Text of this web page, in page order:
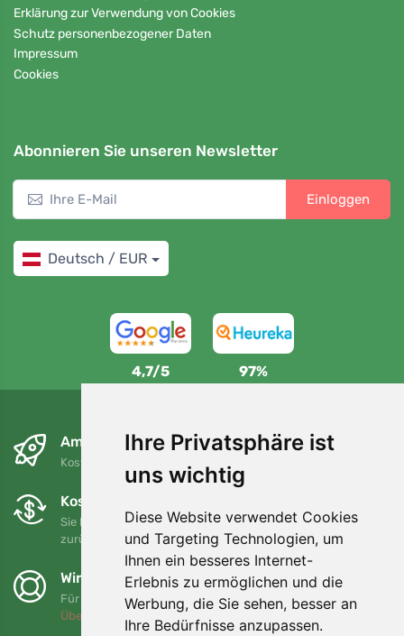
Ihre Privatsphäre ist
uns wichtig
Diese Website verwendet Cookies
und Targeting Technologien, um
Ihnen ein besseres Internet-
Erlebnis zu ermöglichen und die
Werbung, die Sie sehen, besser an
Ihre Bedürfnisse anzupassen.
Erklärung zur Verwendung von Cookies
Schutz personenbezogener Daten
Impressum
Cookies
Abonnieren Sie unseren Newsletter
Einloggen
Deutsch / EUR
4,7/5 97%
Am nächsten Tag und kostenlos
Kostenloser Versand für Bestellungen über 80 EUR
Kostenloser Umtausch und Rückgabe
Sie können Ihre Bestellung jederzeit innerhalb von 90 Tagen
zurückgeben oder umtauschen.
Wir unterstützen Trees.org
Für jede Bestellung pflanzen wir einen Baum! Mehr lesen
Über uns